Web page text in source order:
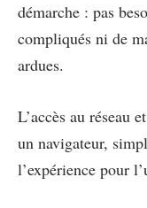
démarche : pas
compliqués ni de
ardues.
L’accès au réseau
un navigateur,
l’expérience pour